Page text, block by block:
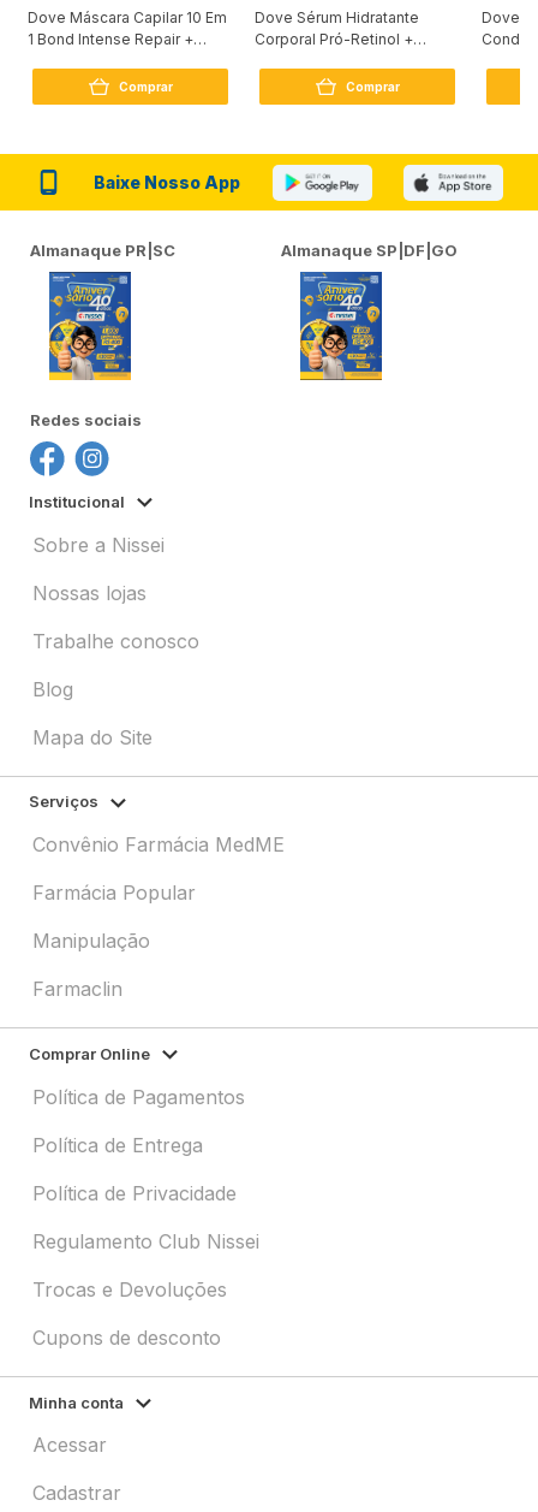
Dove Máscara Capilar 10 Em
1 Bond Intense Repair +
Comprar
Dove Sérum Hidratante
Corporal Pró-Retinol +
Comprar
Dove
Baixe Nosso App
Almanaque PR|SC Almanaque SP|DF|GO
Redes sociais
Institucional
Sobre a Nissei
Nossas lojas
Trabalhe conosco
Blog
Mapa do Site
Serviços
Convênio Farmácia MedME
Farmácia Popular
Manipulação
Farmaclin
Comprar Online
Política de Pagamentos
Política de Entrega
Política de Privacidade
Regulamento Club Nissei
Trocas e Devoluções
Cupons de desconto
Minha conta
Acessar
Cadastrar